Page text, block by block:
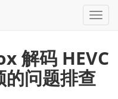
切
航
解码 HEVC
问题排查